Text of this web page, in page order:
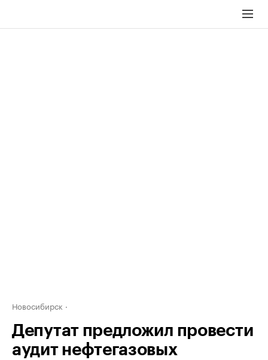
Новосибирск
Депутат предложил провести
аудит нефтегазовых